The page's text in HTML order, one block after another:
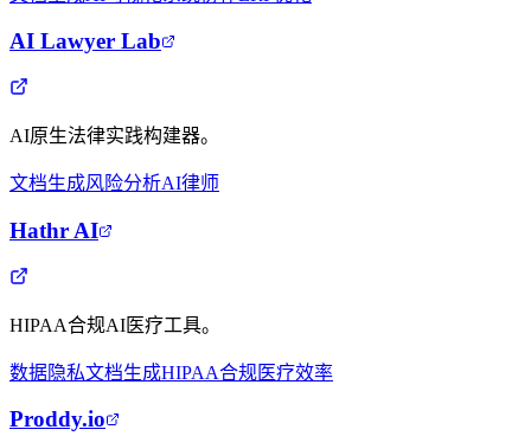
AI Lawyer Lab
AI原生法律实践构建器。
文档生成风险分析AI律师
Hathr AI
HIPAA合规AI医疗工具。
数据隐私文档生成HIPAA合规医疗效率
Proddy.io